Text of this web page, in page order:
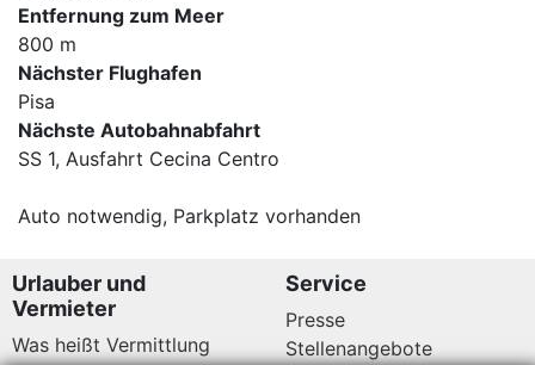
Entfernung zum Meer
800 m
Nächster Flughafen
Pisa
Nächste Autobahnabfahrt
SS 1, Ausfahrt Cecina Centro
Auto notwendig, Parkplatz vorhanden
Urlauber und
Vermieter
Was heißt Vermittlung
Service
Presse
Stellenangebote